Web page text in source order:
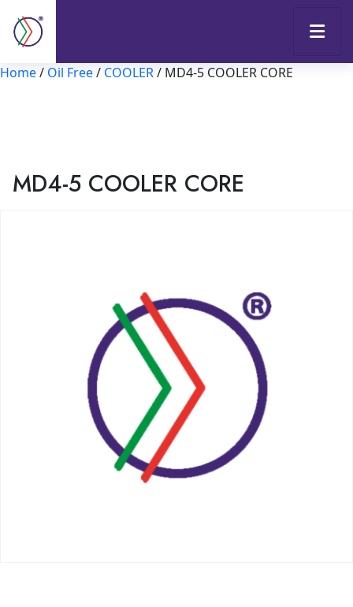
Home/ Oil Free/ COOLER/ MD4-5 COOLER CORE
MD4-5 COOLER CORE